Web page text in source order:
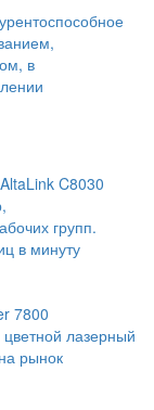
в
C8030
групп.
в минуту
7800
лазерный
рынок